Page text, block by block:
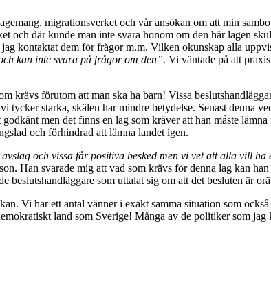
migrationsverket och vår ansökan om att min
och där kunde man inte svara honom om den här lagen
kontaktat dem för frågor m.m. Vilken okunskap alla
kan inte svara på frågor om den”. Vi väntade på att
krävs förutom att man ska ha barn! Vissa
starka, skälen har mindre betydelse. Senast denna
men det finns en lag som kräver att han måste
och förhindrad att lämna landet igen.
och vissa får positiva besked men vi vet att alla vill ha
Han svarade mig att vad som krävs för denna lag kan
beslutshandläggare som uttalat sig om att det besluten är
Vi har ett antal vänner i exakt samma situation som
land som Sverige! Många av de politiker som